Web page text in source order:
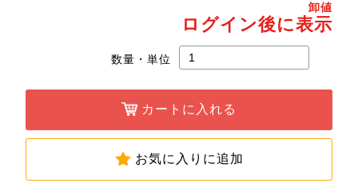
卸値
ログイン後に表示
数量・単位
カートに入れる
お気に入りに追加